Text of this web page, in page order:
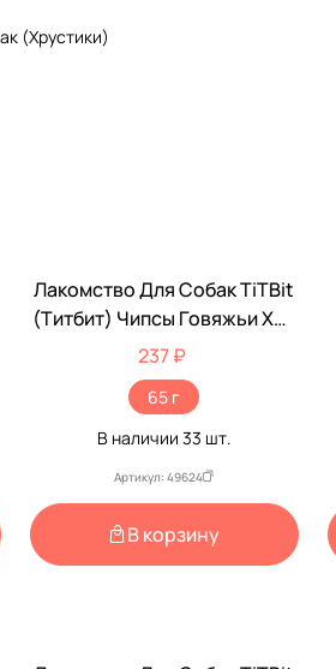
(Хрустики)
Лакомство Для Собак TiTBit
(Титбит) Чипсы Говяжьи XXL
65г
237 ₽
65 г
В наличии 33 шт.
Артикул: 49624
В корзину